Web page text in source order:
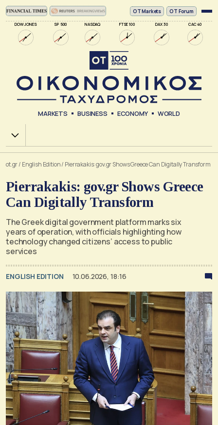
DOW JONES SP 500 NASDAQ FTSE 100 DAX 30 CAC 40
ΟΤ Markets OT Forum
MARKETS BUSINESS ECONOMY WORLD
Χ.Α.
ot.gr/ English Edition/ Pierrakakis: gov.gr Shows Greece Can Digitally Transform
Pierrakakis: gov.gr Shows Greece
Can Digitally Transform
The Greek digital government platform marks six
years of operation, with officials highlighting how
technology changed citizens’ access to public
services
ENGLISH EDITION 10.06.2026, 18:16